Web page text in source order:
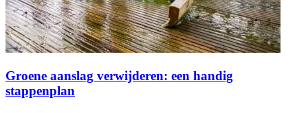
Groene aanslag verwijderen: een handig
stappenplan